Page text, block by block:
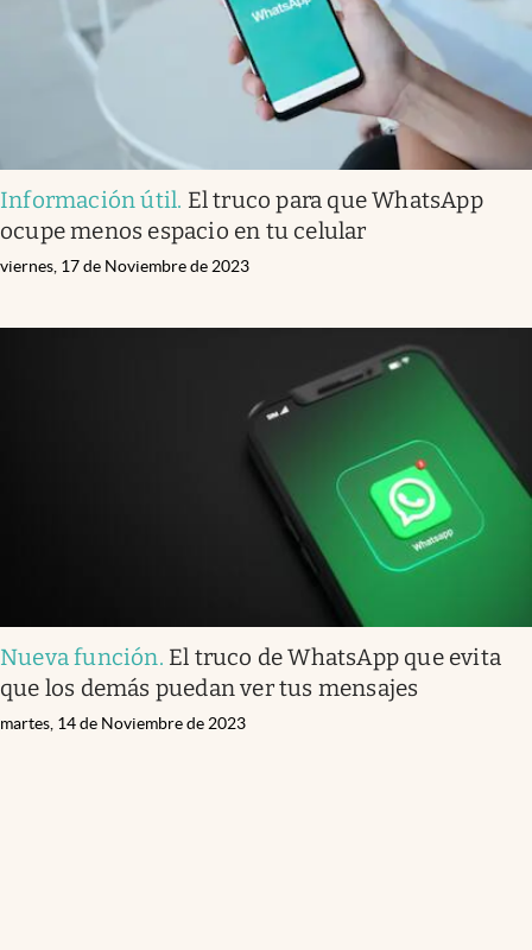
Información útil. El truco para que WhatsApp
ocupe menos espacio en tu celular
viernes, 17 de Noviembre de 2023
Nueva función. El truco de WhatsApp que evita
que los demás puedan ver tus mensajes
martes, 14 de Noviembre de 2023